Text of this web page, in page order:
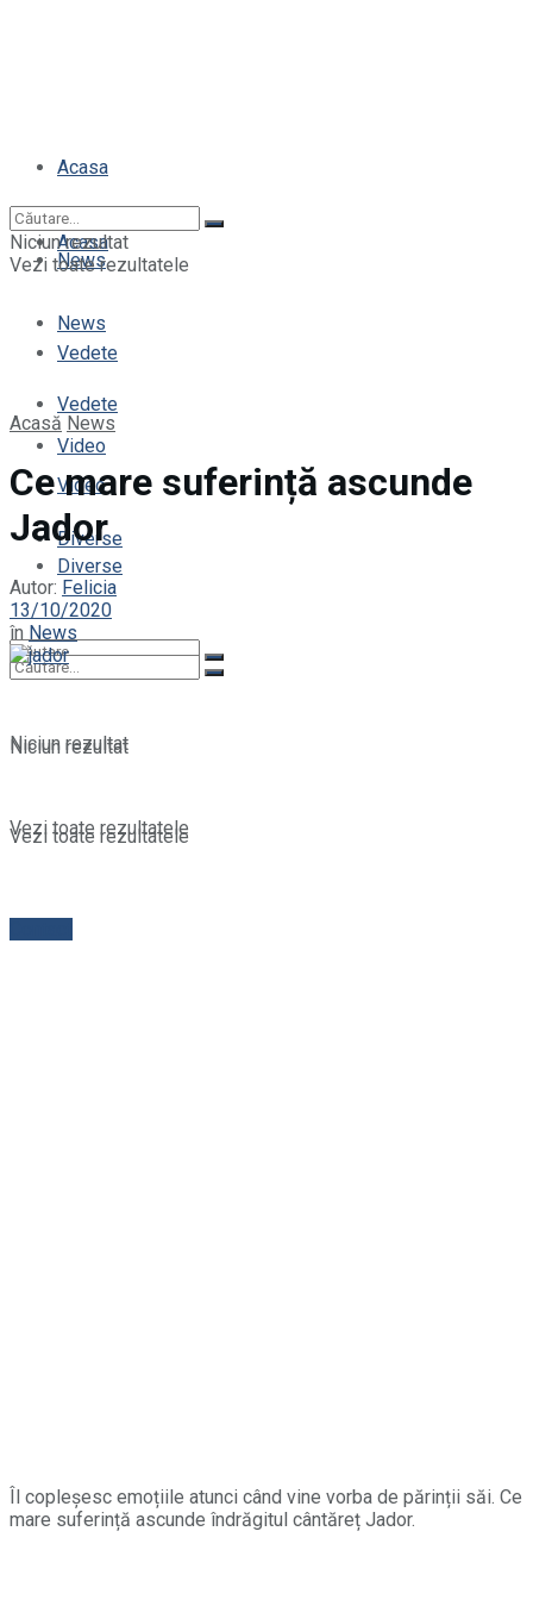
Acasa
News
Vedete
Video
Diverse
Niciun rezultat
Vezi toate rezultatele
Acasa
News
Vedete
Video
Diverse
Niciun rezultat
Vezi toate rezultatele
Niciun rezultat
Vezi toate rezultatele
Acasă News
Ce mare suferință ascunde
Jador
Autor: Felicia
13/10/2020
în News
Îl copleșesc emoțiile atunci când vine vorba de părinții săi. Ce
mare suferință ascunde îndrăgitul cântăreț Jador.